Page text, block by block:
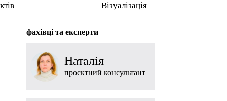
Візуалізація
фахівці та експерти
Наталія
проєктний консультант